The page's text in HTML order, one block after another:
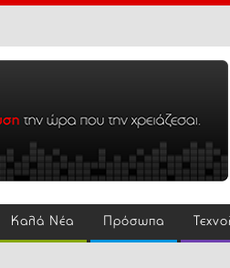
Καλά Νέα Πρόσωπα